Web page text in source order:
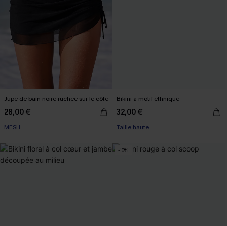
Jupe de bain noire ruchée sur le côté
28,00 €
MESH
Bikini à motif ethnique
32,00 €
Taille haute
-10%